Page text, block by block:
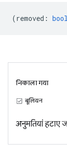
(removed :
निकाला गया
बूलियन
अनुमतियां हटाए